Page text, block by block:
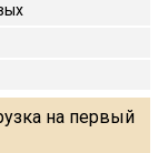
на первый